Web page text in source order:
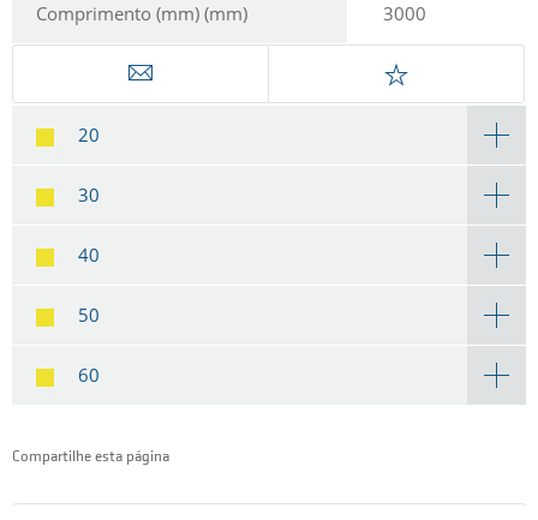
Comprimento (mm) (mm) 3000
20
30
40
50
60
Compartilhe esta página